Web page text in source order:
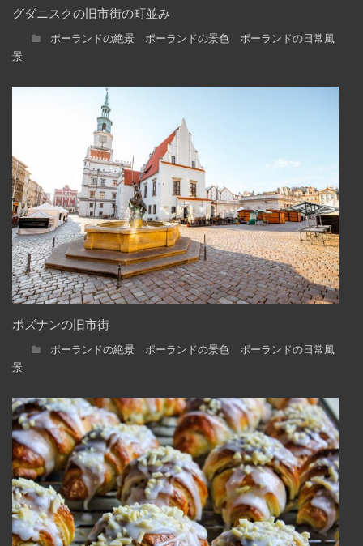
グダニスクの旧市街の町並み
ポーランドの絶景 ポーランドの景色 ポーランドの日常風
景
ポズナンの旧市街
ポーランドの絶景 ポーランドの景色 ポーランドの日常風
景